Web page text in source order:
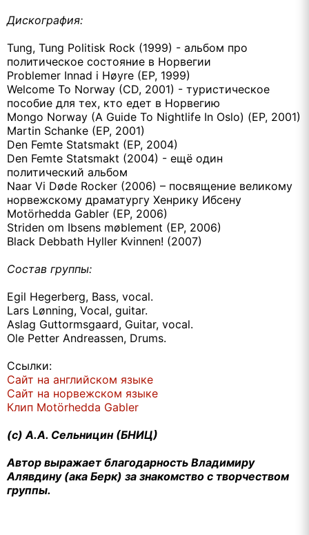
Дискография:
Tung, Tung Politisk Rock (1999) - альбом про
политическое состояние в Норвегии
Problemer Innad i Høyre (EP, 1999)
Welcome To Norway (CD, 2001) - туристическое
пособие для тех, кто едет в Норвегию
Mongo Norway (A Guide To Nightlife In Oslo) (EP, 2001)
Martin Schanke (EP, 2001)
Den Femte Statsmakt (EP, 2004)
Den Femte Statsmakt (2004) - ещё один
политический альбом
Naar Vi Døde Rocker (2006) – посвящение великому
норвежскому драматургу Хенрику Ибсену
Motörhedda Gabler (EP, 2006)
Striden om Ibsens møblement (EP, 2006)
Black Debbath Hyller Kvinnen! (2007)
Состав группы:
Egil Hegerberg, Bass, vocal.
Lars Lønning, Vocal, guitar.
Aslag Guttormsgaard, Guitar, vocal.
Ole Petter Andreassen, Drums.
Ссылки:
Сайт на английском языке
Сайт на норвежском языке
Клип Motörhedda Gabler
(c) А.А. Сельницин (БНИЦ)
Автор выражает благодарность Владимиру
Алявдину (ака Берк) за знакомство с творчеством
группы.